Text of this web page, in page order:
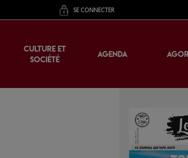
SE CONNECTER
CULTURE ET
SOCIÉTÉ
AGENDA